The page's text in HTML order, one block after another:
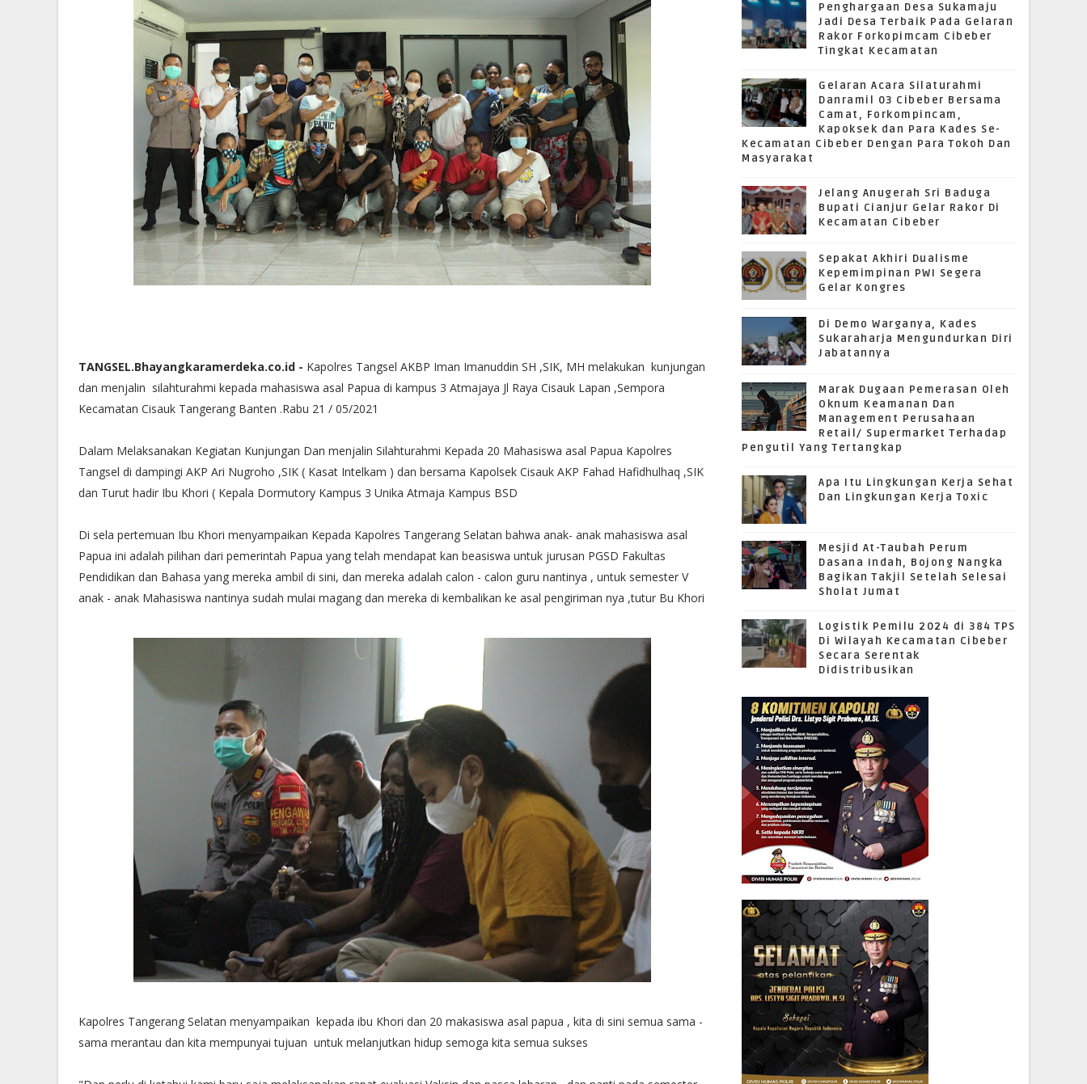
TANGSEL.Bhayangkaramerdeka.co.id - Kapolres Tangsel AKBP Iman Imanuddin SH ,SIK, MH melakukan kunjungan
dan menjalin silahturahmi kepada mahasiswa asal Papua di kampus 3 Atmajaya Jl Raya Cisauk Lapan ,Sempora
Kecamatan Cisauk Tangerang Banten .Rabu 21 / 05/2021
Dalam Melaksanakan Kegiatan Kunjungan Dan menjalin Silahturahmi Kepada 20 Mahasiswa asal Papua Kapolres
Tangsel di dampingi AKP Ari Nugroho ,SIK ( Kasat Intelkam ) dan bersama Kapolsek Cisauk AKP Fahad Hafidhulhaq ,SIK
dan Turut hadir Ibu Khori ( Kepala Dormutory Kampus 3 Unika Atmaja Kampus BSD
Di sela pertemuan Ibu Khori menyampaikan Kepada Kapolres Tangerang Selatan bahwa anak- anak mahasiswa asal
Papua ini adalah pilihan dari pemerintah Papua yang telah mendapat kan beasiswa untuk jurusan PGSD Fakultas
Pendidikan dan Bahasa yang mereka ambil di sini, dan mereka adalah calon - calon guru nantinya , untuk semester V
anak - anak Mahasiswa nantinya sudah mulai magang dan mereka di kembalikan ke asal pengiriman nya ,tutur Bu Khori
Kapolres Tangerang Selatan menyampaikan kepada ibu Khori dan 20 makasiswa asal papua , kita di sini semua sama -
sama merantau dan kita mempunyai tujuan untuk melanjutkan hidup semoga kita semua sukses
Penghargaan Desa Sukamaju
Jadi Desa Terbaik Pada Gelaran
Rakor Forkopimcam Cibeber
Tingkat Kecamatan
Gelaran Acara Silaturahmi
Danramil 03 Cibeber Bersama
Camat, Forkompincam,
Kapoksek dan Para Kades Se-
Kecamatan Cibeber Dengan Para Tokoh Dan
Masyarakat
Jelang Anugerah Sri Baduga
Bupati Cianjur Gelar Rakor Di
Kecamatan Cibeber
Sepakat Akhiri Dualisme
Kepemimpinan PWI Segera
Gelar Kongres
Di Demo Warganya, Kades
Sukaraharja Mengundurkan Diri
Jabatannya
Marak Dugaan Pemerasan Oleh
Oknum Keamanan Dan
Management Perusahaan
Retail/ Supermarket Terhadap
Pengutil Yang Tertangkap
Apa Itu Lingkungan Kerja Sehat
Dan Lingkungan Kerja Toxic
Mesjid At-Taubah Perum
Dasana Indah, Bojong Nangka
Bagikan Takjil Setelah Selesai
Sholat Jumat
Logistik Pemilu 2024 di 384 TPS
Di Wilayah Kecamatan Cibeber
Secara Serentak
Didistribusikan